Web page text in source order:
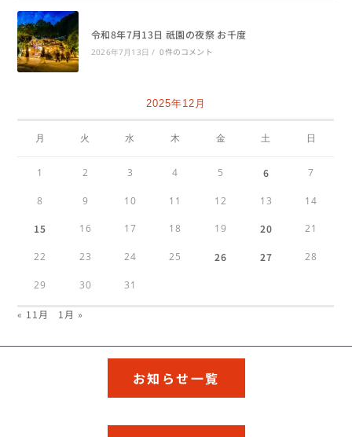
令和8年7月13日 祇園の夜祭 お千度
2026年7月13日 / 0件のコメント
2025年12月
月 火 水 木 金 土 日
1 2 3 4 5 6 7
8 9 10 11 12 13 14
15 16 17 18 19 20 21
22 23 24 25 26 27 28
29 30 31
« 11月 1月 »
お知らせ一覧